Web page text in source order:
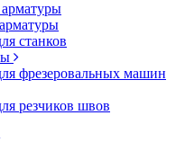
станков
фрезеровальных машин
резчиков швов